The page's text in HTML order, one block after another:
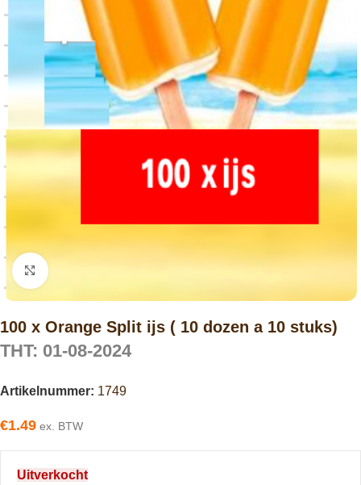
Click to enlarge
100 x Orange Split ijs ( 10 dozen a 10 stuks)
THT: 01-08-2024
Artikelnummer: 1749
€1.49 ex. BTW
Uitverkocht